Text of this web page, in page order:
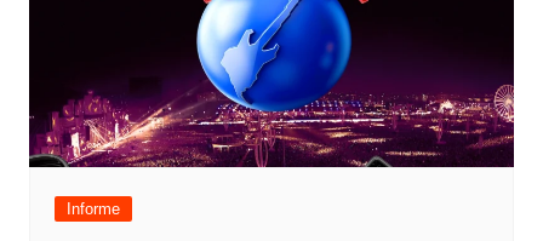
Informe